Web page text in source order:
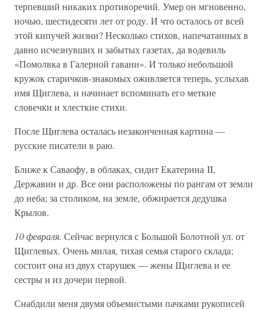
терпевший никаких противоречий. Умер он мгновенно,
ночью, шестидесяти лет от роду. И что осталось от всей
этой кипучей жизни? Несколько стихов, напечатанных в
давно исчезнувших и забытых газетах, да водевиль
«Помолвка в Галерной гавани». И только небольшой
кружок старичков-знакомых оживляется теперь, услыхав
имя Щиглева, и начинает вспоминать его меткие
словечки и хлесткие стихи.
После Щиглева осталась незаконченная картина —
русские писатели в раю.
Ближе к Саваофу, в облаках, сидит Екатерина II,
Державин и др. Все они расположены по рангам от земли
до неба; за столиком, на земле, обжирается дедушка
Крылов.
10 февраля. Сейчас вернулся с Большой Болотной ул. от
Щиглевых. Очень милая, тихая семья старого склада;
состоит она из двух старушек — жены Щиглева и ее
сестры и из дочери первой.
Снабдили меня двумя объемистыми пачками рукописей